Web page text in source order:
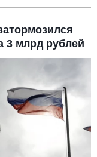
3 млрд рублей